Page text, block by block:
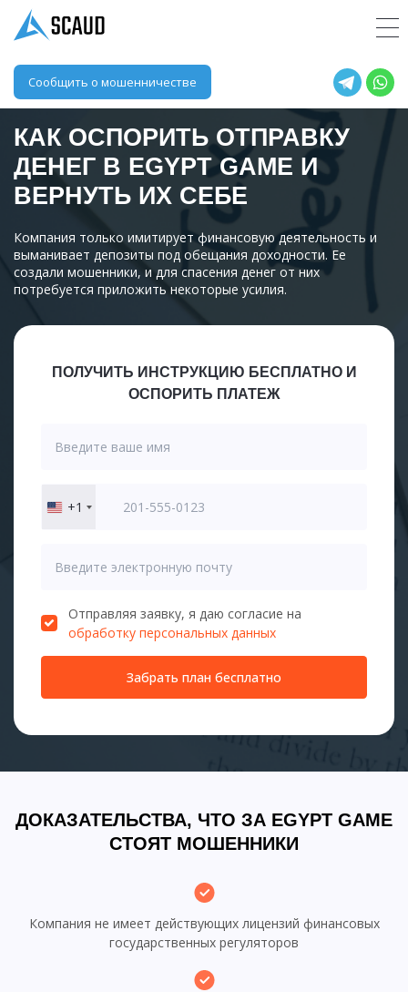
Сообщить о мошенничестве
КАК ОСПОРИТЬ ОТПРАВКУ
ДЕНЕГ В EGYPT GAME И
ВЕРНУТЬ ИХ СЕБЕ
Компания только имитирует финансовую деятельность и
выманивает депозиты под обещания доходности. Ее
создали мошенники, и для спасения денег от них
потребуется приложить некоторые усилия.
ПОЛУЧИТЬ ИНСТРУКЦИЮ БЕСПЛАТНО И
ОСПОРИТЬ ПЛАТЕЖ
United
+1
Отправляя заявку, я даю согласие на
обработку персональных данных
Забрать план бесплатно
ДОКАЗАТЕЛЬСТВА, ЧТО ЗА EGYPT GAME
СТОЯТ МОШЕННИКИ
Компания не имеет действующих лицензий финансовых
государственных регуляторов